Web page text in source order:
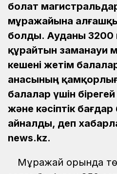
болат
мұражайына алғашқы
болды. Ауданы
құрайтын заманауи
кешені жетім
анасының
балалар үшін
және кәсіптік
айналды, деп
news.kz.
Мұражай қорында